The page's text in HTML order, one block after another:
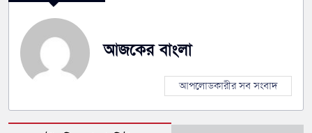
আজকের বাংলা
আপলোডকারীর সব সংবাদ